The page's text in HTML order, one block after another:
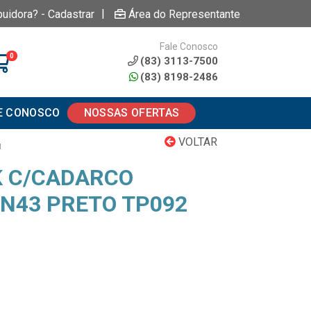
- Cadastrar | Área do Representante
0
Fale Conosco
(83) 3113-7500
(83) 8198-2486
CONOSCO NOSSAS OFERTAS
VOLTAR
C/CADARCO
PRETO TP092